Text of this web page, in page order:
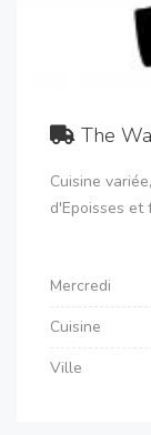
The
Cuisine
d'Epoisses et
Mercredi
Cuisine
Ville